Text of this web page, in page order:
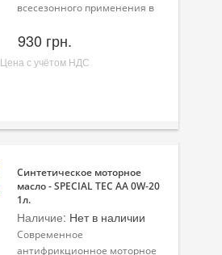
всесезонного применения в
930 грн.
Цена с учётом НДС
Синтетическое моторное
масло - SPECIAL TEC AA 0W-20
1л.
Наличие: Нет в наличии
Современное
антифрикционное моторное